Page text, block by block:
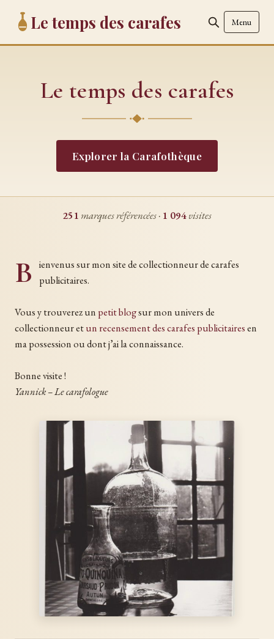
Le temps des carafes Menu
Le temps des carafes
Explorer la Carafothèque
251 marques référencées · 1 094visites
B
ienvenus sur mon site de collectionneur de carafes
publicitaires.
Vous y trouverez un petit blogsur mon univers de
collectionneur etun recensement des carafes publicitairesen
ma possession ou dont j’ai la connaissance.
Bonne visite !
Yannick – Le carafologue